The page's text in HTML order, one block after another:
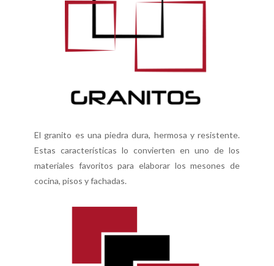
El granito es una piedra dura, hermosa y resistente.
Estas características lo convierten en uno de los
materiales favoritos para elaborar los mesones de
cocina, pisos y fachadas.